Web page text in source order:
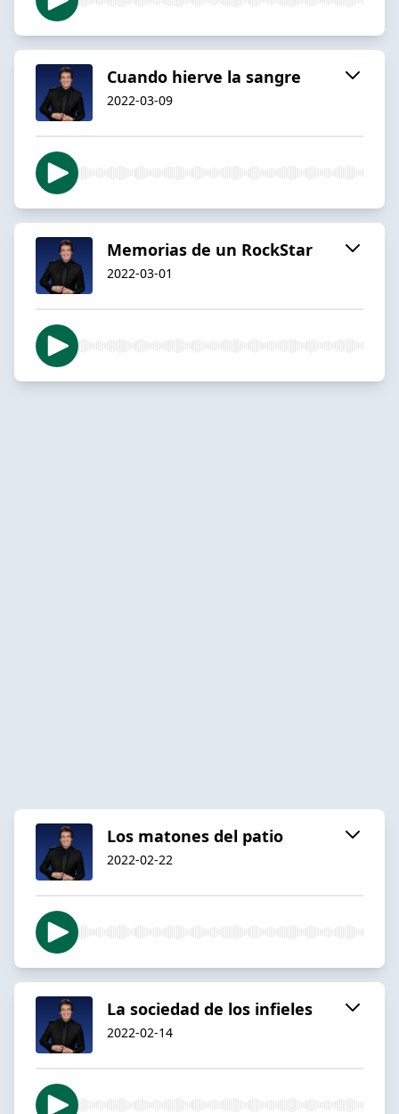
Cuando hierve la sangre
2022-03-09
Memorias de un RockStar
2022-03-01
Los matones del patio
2022-02-22
La sociedad de los infieles
2022-02-14